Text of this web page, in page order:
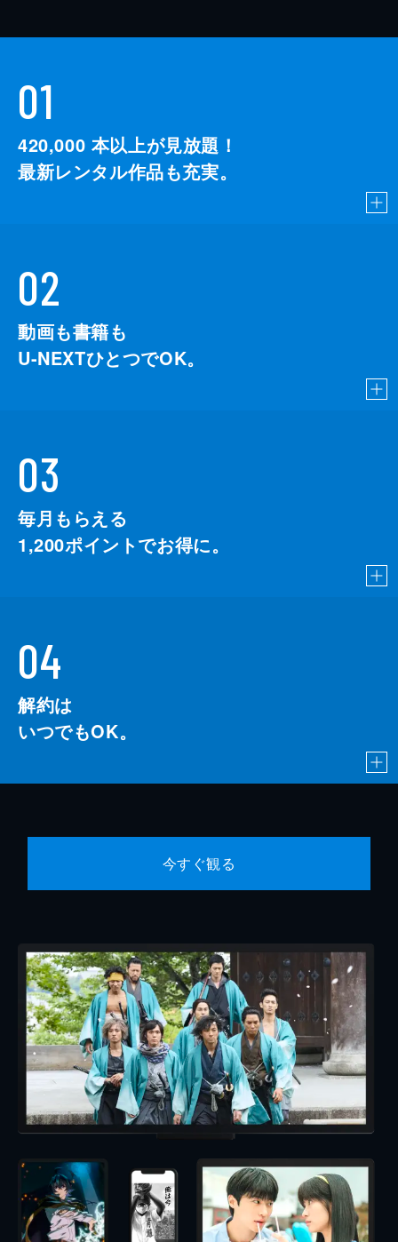
01
420,000 本以上が見放題！
最新レンタル作品も充実。
02
動画も書籍も
U-NEXTひとつでOK。
03
毎月もらえる
1,200ポイントでお得に。
04
解約は
いつでもOK。
今すぐ観る